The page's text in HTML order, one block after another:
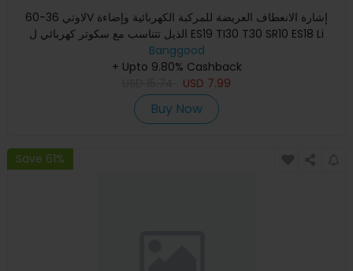
لاوتي 36-60V إشارة الانعطاف العريضة للمركبة الكهربائية وإضاءة
الذيل تتناسب مع سكوتر كهربائي ل ES19 TI30 T30 SR10 ES18 Li
Banggood
+ Upto 9.80% Cashback
USD 7.99
Buy Now
Save 61%